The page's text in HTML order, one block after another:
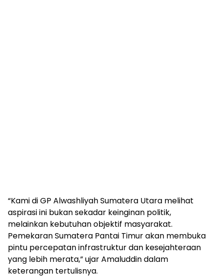
“Kami di GP Alwashliyah Sumatera Utara melihat
aspirasi ini bukan sekadar keinginan politik,
melainkan kebutuhan objektif masyarakat.
Pemekaran Sumatera Pantai Timur akan membuka
pintu percepatan infrastruktur dan kesejahteraan
yang lebih merata,” ujar Amaluddin dalam
keterangan tertulisnya.